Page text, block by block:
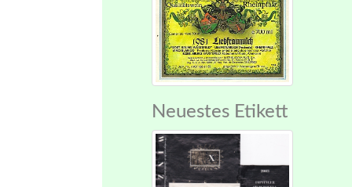
Neuestes Etikett